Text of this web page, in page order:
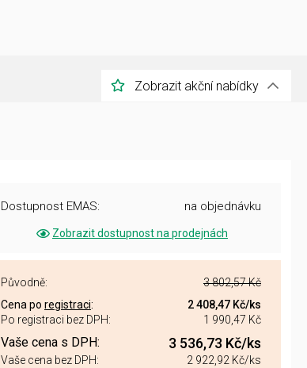
Zobrazit akční nabídky
Dostupnost EMAS: na objednávku
Zobrazit dostupnost na prodejnách
Původně:
3 802,57 Kč
Cena po registraci: 2 408,47 Kč/ks
Po registraci bez DPH:
1 990,47 Kč
Vaše cena s DPH: 3 536,73 Kč/ks
Vaše cena bez DPH: 2 922,92 Kč/ks